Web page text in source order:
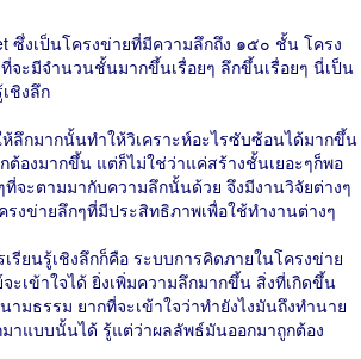
ซึ่งเป็นโครงข่ายที่มีความลึกถึง ๑๕๐ ชั้น โครง
ะมีจำนวนชั้นมากขึ้นเรื่อยๆ ลึกขึ้นเรื่อยๆ นี่เป็น
ชิงลึก
ลึกมากนั้นทำให้วิเคราะห์อะไรซับซ้อนได้มากขึ้น
ต้องมากขึ้น แต่ก็ไม่ใช่ว่าแค่สร้างชั้นเยอะๆก็พอ
จะตามมากับความลึกนั้นด้วย จึงมีงานวิจัยต่างๆ
รงข่ายลึกๆที่มีประสิทธิภาพเพื่อใช้ทำงานต่างๆ
รียนรู้เชิงลึกก็คือ ระบบการคิดภายในโครงข่าย
ะเข้าใจได้ ยิ่งเพิ่มความลึกมากขึ้น สิ่งที่เกิดขึ้น
ามธรรม ยากที่จะเข้าใจว่าทำยังไงมันถึงทำนาย
าแบบนั้นได้ รู้แต่ว่าผลลัพธ์มันออกมาถูกต้อง